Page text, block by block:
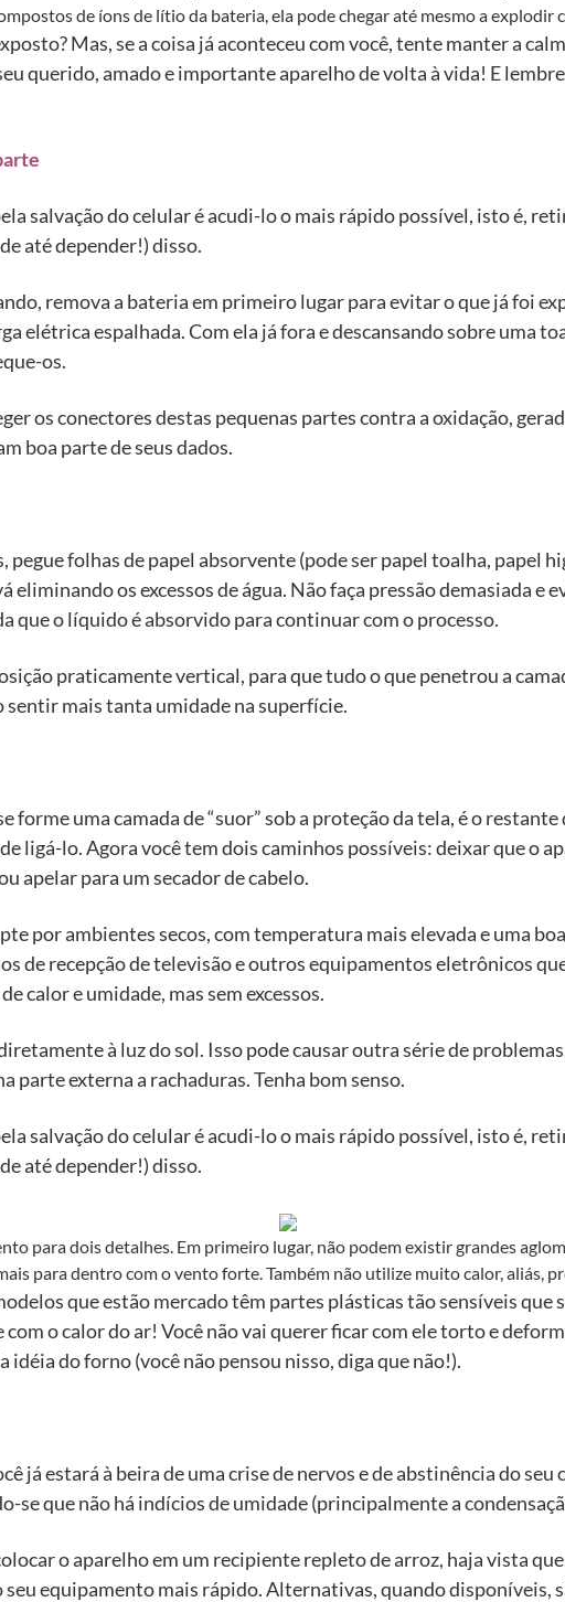
de íons de lítio da bateria, ela pode chegar até mesmo a explodir
Mas, se a coisa já aconteceu com você, tente manter a
querido, amado e importante aparelho de volta à vida! E
salvação do celular é acudi-lo o mais rápido possível, isto é,
até depender!) disso.
remova a bateria em primeiro lugar para evitar o que já foi
elétrica espalhada. Com ela já fora e descansando sobre uma
os.
os conectores destas pequenas partes contra a oxidação,
boa parte de seus dados.
pegue folhas de papel absorvente (pode ser papel toalha, papel
eliminando os excessos de água. Não faça pressão demasiada e
que o líquido é absorvido para continuar com o processo.
praticamente vertical, para que tudo o que penetrou a
mais tanta umidade na superfície.
forme uma camada de “suor” sob a proteção da tela, é o
ligá-lo. Agora você tem dois caminhos possíveis: deixar que o
apelar para um secador de cabelo.
por ambientes secos, com temperatura mais elevada e uma
de recepção de televisão e outros equipamentos eletrônicos
calor e umidade, mas sem excessos.
à luz do sol. Isso pode causar outra série de
parte externa a rachaduras. Tenha bom senso.
salvação do celular é acudi-lo o mais rápido possível, isto é,
até depender!) disso.
para dois detalhes. Em primeiro lugar, não podem existir grandes
para dentro com o vento forte. Também não utilize muito calor, aliás,
que estão mercado têm partes plásticas tão sensíveis que
o calor do ar! Você não vai querer ficar com ele torto e
do forno (você não pensou nisso, diga que não!).
já estará à beira de uma crise de nervos e de abstinência do
se que não há indícios de umidade (principalmente a
o aparelho em um recipiente repleto de arroz, haja vista
equipamento mais rápido. Alternativas, quando disponíveis,